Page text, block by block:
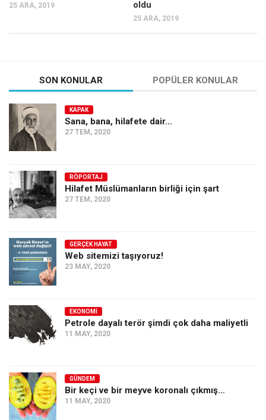
Dosyalar
25 ARA, 2019 oldu
25 ARA, 2019
SON KONULAR POPÜLER KONULAR
KAPAK
Sana, bana, hilafete dair…
27 TEM, 2020
RÖPORTAJ
Hilafet Müslümanların birliği için şart
27 TEM, 2020
GERÇEK HAYAT
Web sitemizi taşıyoruz!
23 MAY, 2020
EKONOMI
Petrole dayalı terör şimdi çok daha maliyetli
11 MAY, 2020
GÜNDEM
Bir keçi ve bir meyve koronalı çıkmış…
11 MAY, 2020